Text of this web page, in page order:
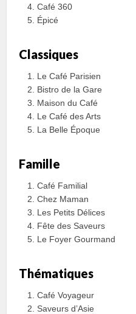
Café 360
Épicé
Classiques
Le Café Parisien
Bistro de la Gare
Maison du Café
Le Café des Arts
La Belle Époque
Famille
Café Familial
Chez Maman
Les Petits Délices
Fête des Saveurs
Le Foyer Gourmand
Thématiques
Café Voyageur
Saveurs d’Asie